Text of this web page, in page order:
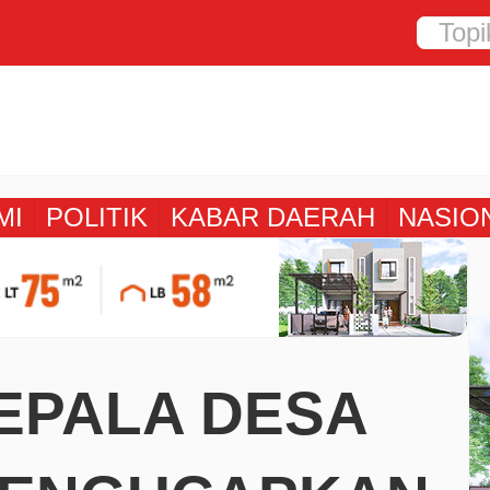
POLITIK KABAR DAERAH
DESA